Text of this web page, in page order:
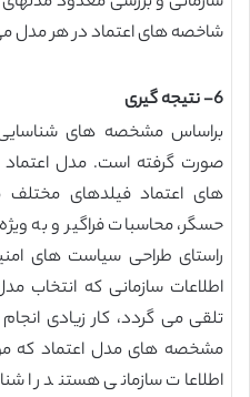
شاخصه های اعتماد در هر مدل
6- نتیجه گیری
صورت گرفته است. مدل
های اعتماد فیلدهای مختلف
حسگر، محاسبات فراگیر و به
راستای طراحی سیاست های
اطلاعات سازمانی که انتخاب
تلقی می گردد، کار زیادی
مشخصه های مدل اعتماد که
اطلاعات سازمانی هستند را